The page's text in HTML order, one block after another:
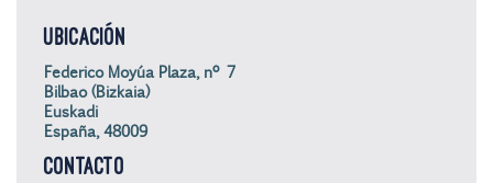
UBICACIÓN
Federico Moyúa Plaza, nº 7
Bilbao (Bizkaia)
Euskadi
España, 48009
CONTACTO